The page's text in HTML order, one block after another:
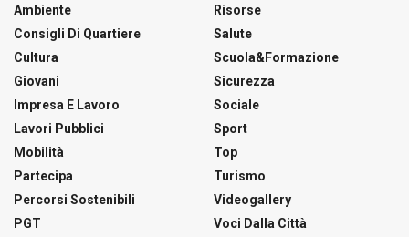
Ambiente
Consigli Di Quartiere
Cultura
Giovani
Impresa E Lavoro
Lavori Pubblici
Mobilità
Partecipa
Percorsi Sostenibili
PGT
Risorse
Salute
Scuola&Formazione
Sicurezza
Sociale
Sport
Top
Turismo
Videogallery
Voci Dalla Città